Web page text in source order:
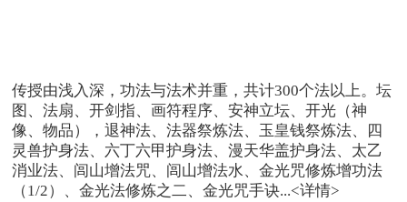
传授由浅入深，功法与法术并重，共计300个法以上。坛
图、法扇、开剑指、画符程序、安神立坛、开光（神
像、物品），退神法、法器祭炼法、玉皇钱祭炼法、四
灵兽护身法、六丁六甲护身法、漫天华盖护身法、太乙
消业法、闾山增法咒、闾山增法水、金光咒修炼增功法
（1/2）、金光法修炼之二、金光咒手诀...<详情>